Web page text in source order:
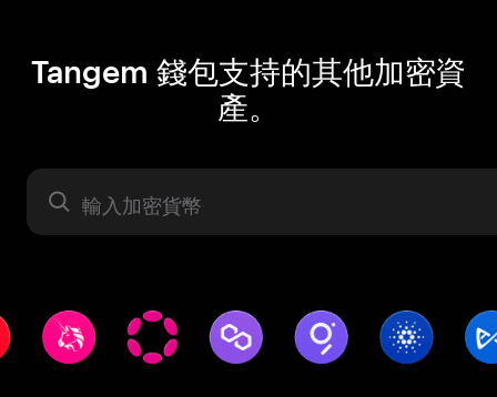
Tangem 錢包支持的其他加密資
產。
資產